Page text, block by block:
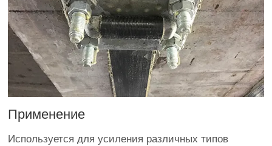
Применение
Используется для усиления различных типов